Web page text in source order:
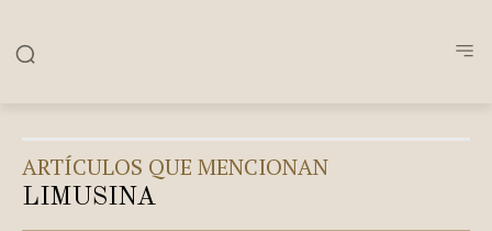
ARTÍCULOS QUE MENCIONAN
LIMUSINA